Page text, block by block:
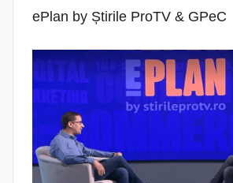
ePlan by Știrile ProTV & GPeC